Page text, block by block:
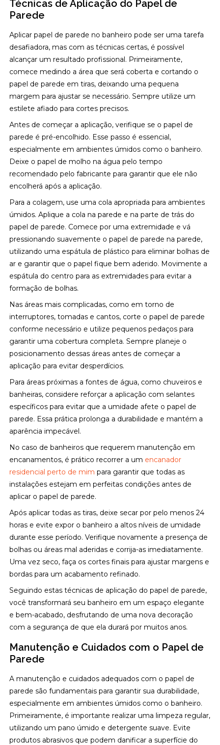
Técnicas de Aplicação do Papel de
Parede
Aplicar papel de parede no banheiro pode ser uma tarefa
desafiadora, mas com as técnicas certas, é possível
alcançar um resultado profissional. Primeiramente,
comece medindo a área que será coberta e cortando o
papel de parede em tiras, deixando uma pequena
margem para ajustar se necessário. Sempre utilize um
estilete afiado para cortes precisos.
Antes de começar a aplicação, verifique se o papel de
parede é pré-encolhido. Esse passo é essencial,
especialmente em ambientes úmidos como o banheiro.
Deixe o papel de molho na água pelo tempo
recomendado pelo fabricante para garantir que ele não
encolherá após a aplicação.
Para a colagem, use uma cola apropriada para ambientes
úmidos. Aplique a cola na parede e na parte de trás do
papel de parede. Comece por uma extremidade e vá
pressionando suavemente o papel de parede na parede,
utilizando uma espátula de plástico para eliminar bolhas de
ar e garantir que o papel fique bem aderido. Movimente a
espátula do centro para as extremidades para evitar a
formação de bolhas.
Nas áreas mais complicadas, como em torno de
interruptores, tomadas e cantos, corte o papel de parede
conforme necessário e utilize pequenos pedaços para
garantir uma cobertura completa. Sempre planeje o
posicionamento dessas áreas antes de começar a
aplicação para evitar desperdícios.
Para áreas próximas a fontes de água, como chuveiros e
banheiras, considere reforçar a aplicação com selantes
específicos para evitar que a umidade afete o papel de
parede. Essa prática prolonga a durabilidade e mantém a
aparência impecável.
No caso de banheiros que requerem manutenção em
encanamentos, é prático recorrer a um encanador
residencial perto de mim para garantir que todas as
instalações estejam em perfeitas condições antes de
aplicar o papel de parede.
Após aplicar todas as tiras, deixe secar por pelo menos 24
horas e evite expor o banheiro a altos níveis de umidade
durante esse período. Verifique novamente a presença de
bolhas ou áreas mal aderidas e corrija-as imediatamente.
Uma vez seco, faça os cortes finais para ajustar margens e
bordas para um acabamento refinado.
Seguindo estas técnicas de aplicação do papel de parede,
você transformará seu banheiro em um espaço elegante
e bem-acabado, desfrutando de uma nova decoração
com a segurança de que ela durará por muitos anos.
Manutenção e Cuidados com o Papel de
Parede
A manutenção e cuidados adequados com o papel de
parede são fundamentais para garantir sua durabilidade,
especialmente em ambientes úmidos como o banheiro.
Primeiramente, é importante realizar uma limpeza regular,
utilizando um pano úmido e detergente suave. Evite
produtos abrasivos que podem danificar a superfície do